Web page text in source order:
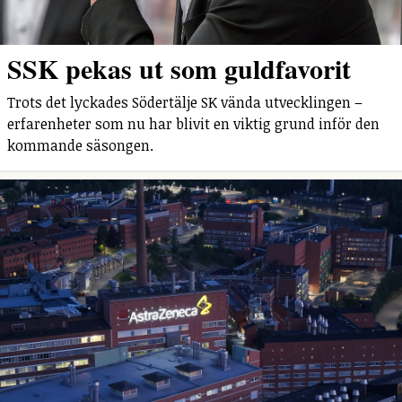
SSK pekas ut som guldfavorit
Trots det lyckades Södertälje SK vända utvecklingen –
erfarenheter som nu har blivit en viktig grund inför den
kommande säsongen.